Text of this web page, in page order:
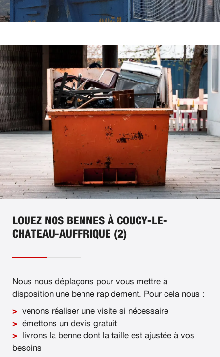
LOUEZ NOS BENNES À COUCY-LE-
CHATEAU-AUFFRIQUE (2)
Nous nous déplaçons pour vous mettre à
disposition une benne rapidement. Pour cela nous :
venons réaliser une visite si nécessaire
émettons un devis gratuit
livrons la benne dont la taille est ajustée à vos
besoins